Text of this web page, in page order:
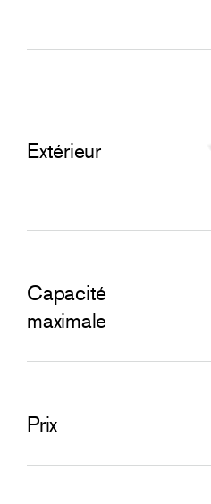
Extérieur
Capacité
maximale
Prix